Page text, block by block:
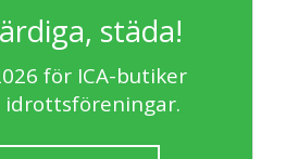
städa!
för ICA-butiker
idrottsföreningar.